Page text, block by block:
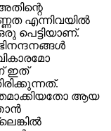
എന്നിവയിൽ
പെട്ടിയാണ്.
ഇത്
ആയ